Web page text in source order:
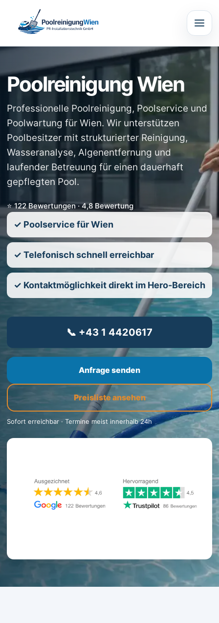
Poolreinigung Wien
Professionelle Poolreinigung, Poolservice und
Poolwartung für Wien. Wir unterstützen
Poolbesitzer mit strukturierter Reinigung,
Wasseranalyse, Algenentfernung und
laufender Betreuung für einen dauerhaft
gepflegten Pool.
⭐ 122 Bewertungen · 4,8 Bewertung
✓ Poolservice für Wien
✓ Telefonisch schnell erreichbar
✓ Kontaktmöglichkeit direkt im Hero-Bereich
📞 +43 1 4420617
Anfrage senden
Preisliste ansehen
Sofort erreichbar · Termine meist innerhalb 24h